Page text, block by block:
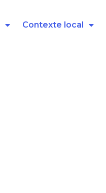
Contexte local